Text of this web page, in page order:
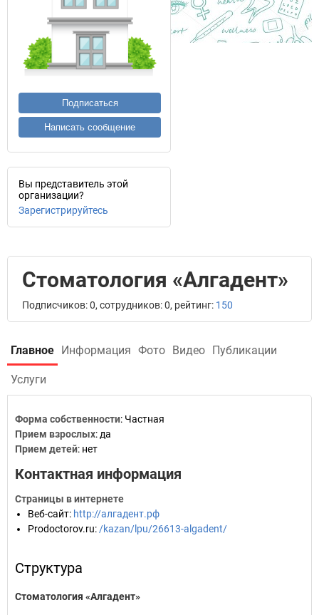
Подписаться
Написать сообщение
Вы представитель этой
организации?
Зарегистрируйтесь
Стоматология «Алгадент»
Подписчиков: 0, сотрудников: 0, рейтинг: 150
Главное Информация Фото Видео Публикации
Услуги
Форма собственности: Частная
Прием взрослых: да
Прием детей: нет
Контактная информация
Страницы в интернете
Веб-сайт: http://алгадент.рф
Prodoctorov.ru: /kazan/lpu/26613-algadent/
Структура
Стоматология «Алгадент»